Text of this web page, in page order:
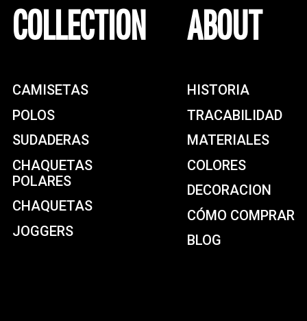
COLLECTION
CAMISETAS
POLOS
SUDADERAS
CHAQUETAS
POLARES
CHAQUETAS
JOGGERS
ABOUT
HISTORIA
TRACABILIDAD
MATERIALES
COLORES
DECORACION
CÓMO COMPRAR
BLOG